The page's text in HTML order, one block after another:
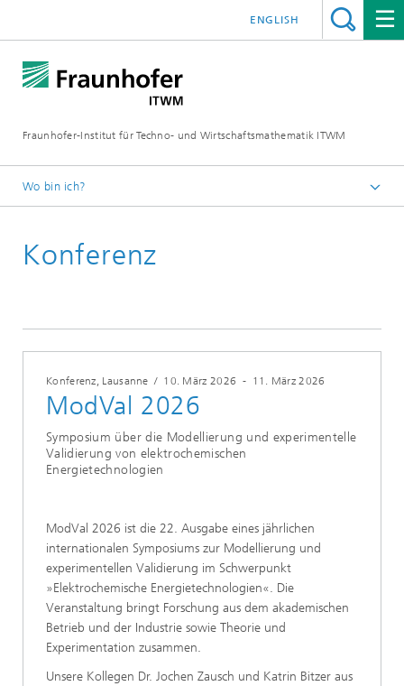
Fraunhofer-Institut für Techno- und Wirtschaftsmathematik ITWM
ENGLISH
Wo bin ich?
Messen|Veranstaltungen
Konferenz
Konferenz, Lausanne / 10. März 2026 - 11. März 2026
ModVal 2026
Symposium über die Modellierung und experimentelle
Validierung von elektrochemischen
Energietechnologien
ModVal 2026 ist die 22. Ausgabe eines jährlichen
internationalen Symposiums zur Modellierung und
experimentellen Validierung im Schwerpunkt
»Elektrochemische Energietechnologien«. Die
Veranstaltung bringt Forschung aus dem akademischen
Betrieb und der Industrie sowie Theorie und
Experimentation zusammen.
Unsere Kollegen Dr. Jochen Zausch und Katrin Bitzer aus